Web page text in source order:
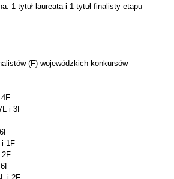
1 tytuł laureata i 1 tytuł finalisty etapu
(F) wojewódzkich konkursów
i 3F
i 1F